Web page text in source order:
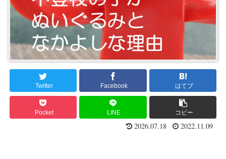
Twitter Facebook はてブ
Pocket LINE コピー
2026.07.18 2022.11.09